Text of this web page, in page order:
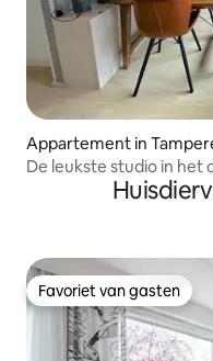
Appartement in
De leukste studio in het
Favoriet van gasten
Favoriet van gasten